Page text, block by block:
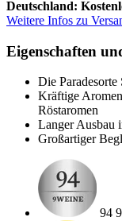
Deutschland:
Weitere Infos zu
Eigenschaften
Die Paradesorte
Kräftige
Röstaromen
Langer Ausbau
Großartiger
94